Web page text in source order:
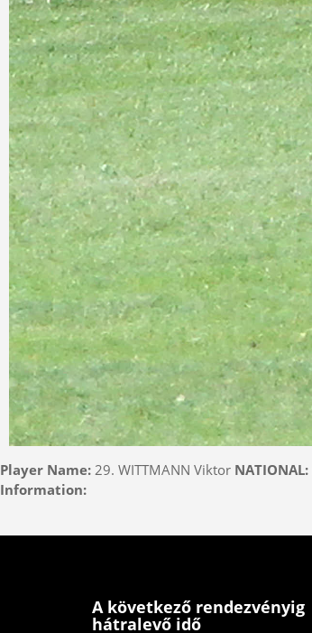
Player Name: 29. WITTMANN Viktor NATIONAL:
Information:
A következő rendezvényig
hátralevő idő